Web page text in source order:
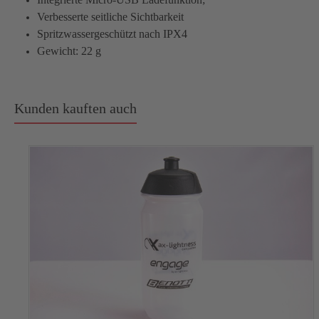
Verbesserte seitliche Sichtbarkeit
Spritzwassergeschützt nach IPX4
Gewicht: 22 g
Kunden kauften auch